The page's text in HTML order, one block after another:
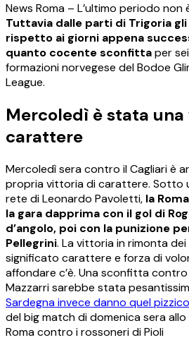
News Roma – L’ultimo periodo
Tuttavia dalle parti di Trigoria
rispetto ai giorni appena
quanto cocente sconfittaper
formazioni norvegese del Bodoe
League.
Mercoledì è stata
carattere
Mercoledì sera contro il Cagliari è
propria vittoria di carattere. Sotto
rete di Leonardo Pavoletti, la
la gara dapprima con il gol di
d’angolo, poi con la punizione
Pellegrini. La vittoria in rimonta dei
significato carattere e forza di
affondare c’è. Una sconfitta
Mazzarri sarebbe stata
Sardegna invece danno quel
del big match di domenica sera
Roma contro i rossoneri di Pioli